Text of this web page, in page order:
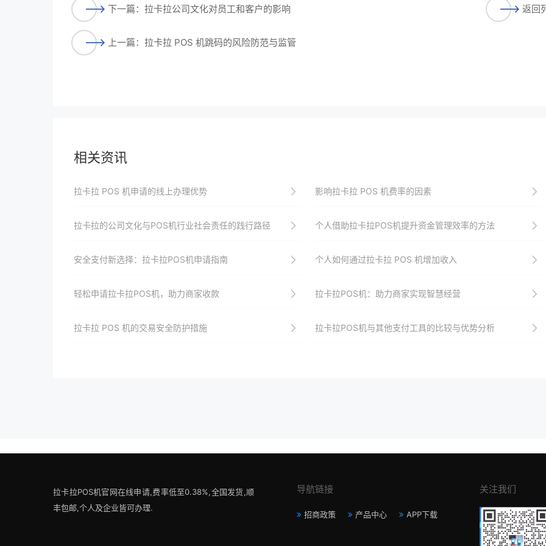
下一篇：拉卡拉公司文化对员工和客户的影响
上一篇：拉卡拉 POS 机跳码的风险防范与监管
返回
相关资讯
拉卡拉 POS 机申请的线上办理优势 影响拉卡拉 POS 机费率的因素
拉卡拉的公司文化与POS机行业社会责任的践行路径 个人借助拉卡拉POS机提升资金管理效率的方法
安全支付新选择：拉卡拉POS机申请指南 个人如何通过拉卡拉 POS 机增加收入
轻松申请拉卡拉POS机，助力商家收款 拉卡拉POS机：助力商家实现智慧经营
拉卡拉 POS 机的交易安全防护措施 拉卡拉POS机与其他支付工具的比较与优势分析
拉卡拉POS机官网在线申请,费率低至0.38%,全国发货,顺
丰包邮,个人及企业皆可办理.
导航链接
招商政策 产品中心 APP下载
关注我们